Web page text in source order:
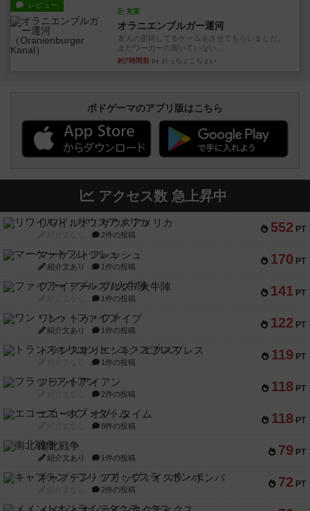
レビュー
充実
オラニエンブルガー運河
友人の所持してるゲームをさせてもらいました。
まだワーカーの置いていない...
約7時間前 by おっちょこちょい
ボドゲーマのアプリ版はこちら
アクセス数 急上昇中
552 PT
リワイルド：サウスアメリカ
2件の投稿
170 PT
マーケットフレッシュ
紹介文あり 1件の投稿
141 PT
ファイアー・ブルズ / 火牛陣
1件の投稿
122 PT
ワン・トゥ・ファイブ
紹介文あり 1件の投稿
119 PT
トランスオリエント・エクスプレス
1件の投稿
118 PT
フラットアイアン
2件の投稿
118 PT
エコーズ・オブ・タイム
8件の投稿
79 PT
南北戦争
紹介文あり 1件の投稿
72 PT
キャプテン・フリップ：イスラ・ボンバ
2件の投稿